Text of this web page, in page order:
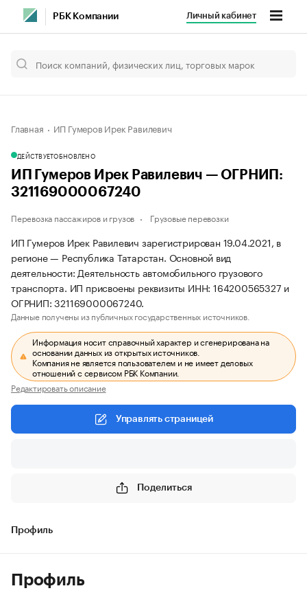
РБК Компании Личный кабинет
Главная ИП Гумеров Ирек Равилевич
ДЕЙСТВУЕТОБНОВЛЕНО
ИП Гумеров Ирек Равилевич — ОГРНИП:
321169000067240
Перевозка пассажиров и грузов Грузовые перевозки
ИП Гумеров Ирек Равилевич зарегистрирован 19.04.2021, в
регионе — Республика Татарстан. Основной вид
деятельности: Деятельность автомобильного грузового
транспорта. ИП присвоены реквизиты ИНН: 164200565327 и
ОГРНИП: 321169000067240.
Данные получены из публичных государственных источников.
Информация носит справочный характер и сгенерирована на
основании данных из открытых источников.
Компания не является пользователем и не имеет деловых
отношений с сервисом РБК Компании.
Редактировать описание
Управлять страницей
Поделиться
Профиль
Профиль